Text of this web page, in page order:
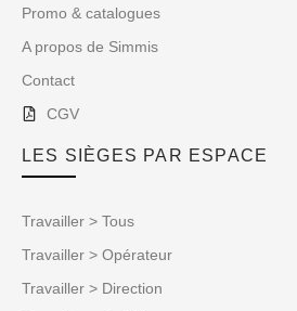
Promo & catalogues
A propos de Simmis
Contact
CGV
LES SIÈGES PAR ESPACE
Travailler > Tous
Travailler > Opérateur
Travailler > Direction